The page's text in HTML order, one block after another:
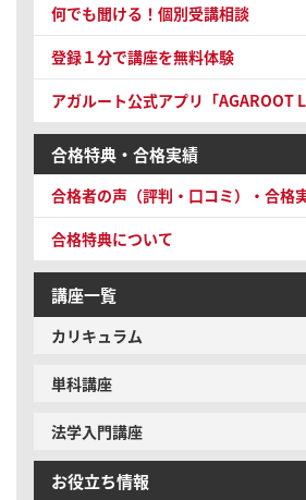
何でも聞ける！個別受講相談
登録１分で講座を無料体験
アガルート公式アプリ「AGAROOT
合格特典・合格実績
合格者の声（評判・口コミ）・合格
合格特典について
講座一覧
カリキュラム
単科講座
法学入門講座
お役立ち情報